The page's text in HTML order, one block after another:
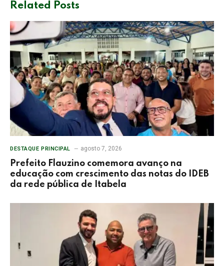
Related Posts
DESTAQUE PRINCIPAL agosto 7, 2026
Prefeito Flauzino comemora avanço na
educação com crescimento das notas do IDEB
da rede pública de Itabela